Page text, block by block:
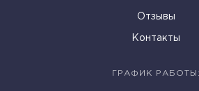
Отзывы
Контакты
ГРАФИК РАБОТЫ: